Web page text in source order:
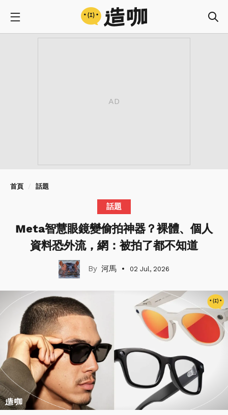
首頁 話題
話題
Meta智慧眼鏡變偷拍神器？裸體、個人
資料恐外流，網：被拍了都不知道
河馬 02 Jul, 2026